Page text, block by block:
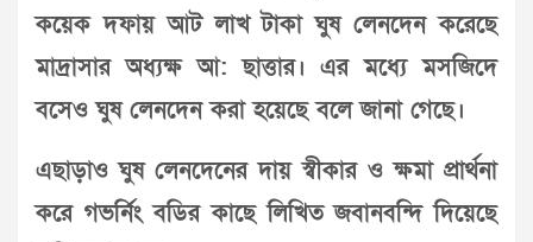
কয়েক দফায় আট লাখ টাকা ঘুষ লেনদেন করেছে
মাদ্রাসার অধ্যক্ষ আ: ছাত্তার। এর মধ্যে মসজিদে
বসেও ঘুষ লেনদেন করা হয়েছে বলে জানা গেছে।
এছাড়াও ঘুষ লেনদেনের দায় স্বীকার ও ক্ষমা প্রার্থনা
করে গভর্নিং বডির কাছে লিখিত জবানবন্দি দিয়েছে